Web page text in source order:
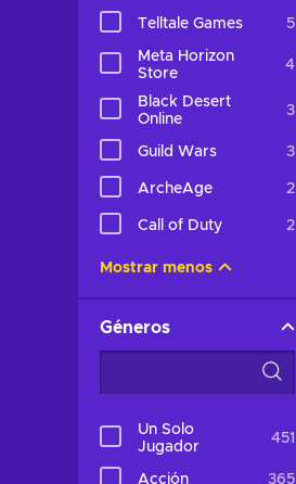
Telltale Games 5
Meta Horizon
Store
4
Black Desert
Online
3
Guild Wars 3
ArcheAge 2
Call of Duty 2
Mostrar menos
Géneros
Un Solo
Jugador
451
Acción 365